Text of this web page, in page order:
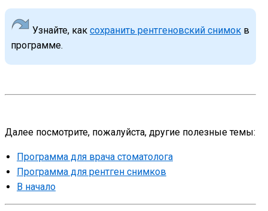
Узнайте, как сохранить рентгеновский снимок в
программе.
Далее посмотрите, пожалуйста, другие полезные темы:
Программа для врача стоматолога
Программа для рентген снимков
В начало